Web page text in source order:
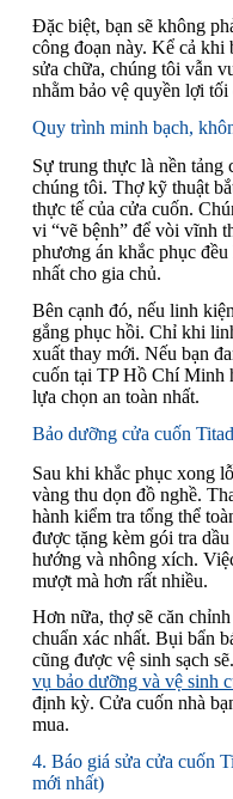
Đặc biệt, bạn sẽ không
công đoạn này. Kể cả
sửa chữa, chúng tôi vẫn
nhằm bảo vệ quyền lợi
Quy trình minh bạch,
Sự trung thực là nền tảng
chúng tôi. Thợ kỹ thuật
thực tế của cửa cuốn.
vi “vẽ bệnh” để vòi vĩnh
phương án khắc phục
nhất cho gia chủ.
Bên cạnh đó, nếu linh
gắng phục hồi. Chỉ khi
xuất thay mới. Nếu bạn
cuốn tại TP Hồ Chí Minh
lựa chọn an toàn nhất.
Bảo dưỡng cửa cuốn
Sau khi khắc phục xong
vàng thu dọn đồ nghề.
hành kiểm tra tổng thể
được tặng kèm gói tra
hướng và nhông xích.
mượt mà hơn rất nhiều.
Hơn nữa, thợ sẽ căn
chuẩn xác nhất. Bụi bẩn
cũng được vệ sinh sạch
vụ bảo dưỡng và vệ sinh
định kỳ. Cửa cuốn nhà
mua.
4. Báo giá sửa cửa cuốn
mới nhất)